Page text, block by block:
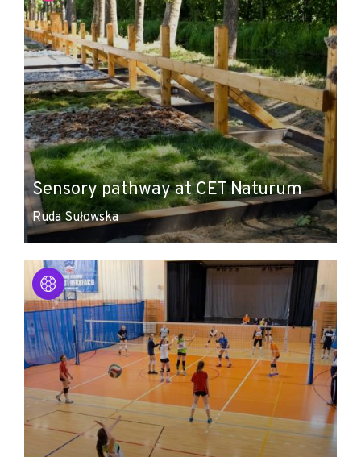
Leaflet|© Amistad © OpenStreetMap contributors
Sensory pathway at CET Naturum
Ruda Sułowska